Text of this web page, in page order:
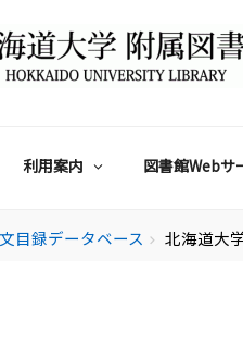
利用案内 図書館Webサ
目録データベース chevron_right 北海道大